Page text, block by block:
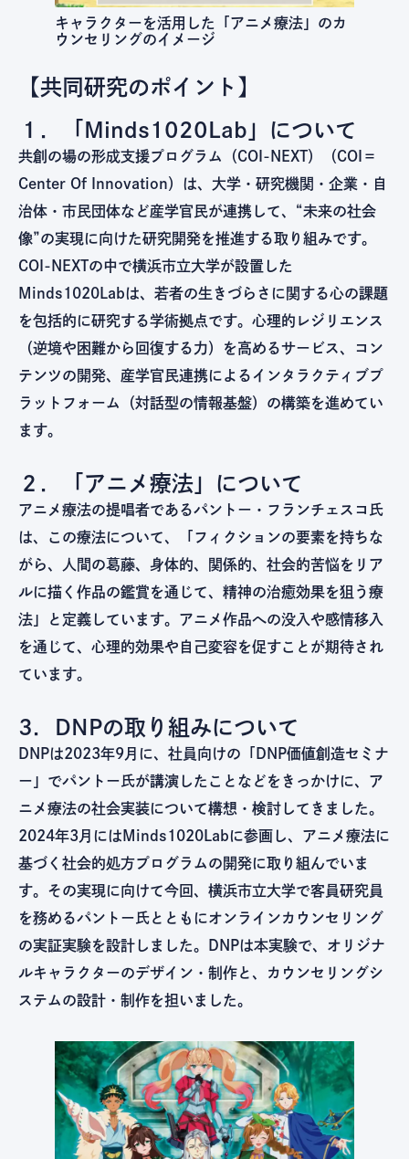
キャラクターを活用した「アニメ療法」のカ
ウンセリングのイメージ
【共同研究のポイント】
１．「Minds1020Lab」について
共創の場の形成支援プログラム（COI-NEXT）（COI＝
Center Of Innovation）は、大学・研究機関・企業・自
治体・市民団体など産学官民が連携して、“未来の社会
像”の実現に向けた研究開発を推進する取り組みです。
COI-NEXTの中で横浜市立大学が設置した
Minds1020Labは、若者の生きづらさに関する心の課題
を包括的に研究する学術拠点です。心理的レジリエンス
（逆境や困難から回復する力）を高めるサービス、コン
テンツの開発、産学官民連携によるインタラクティブプ
ラットフォーム（対話型の情報基盤）の構築を進めてい
ます。
２．「アニメ療法」について
アニメ療法の提唱者であるパントー・フランチェスコ氏
は、この療法について、「フィクションの要素を持ちな
がら、人間の葛藤、身体的、関係的、社会的苦悩をリア
ルに描く作品の鑑賞を通じて、精神の治癒効果を狙う療
法」と定義しています。アニメ作品への没入や感情移入
を通じて、心理的効果や自己変容を促すことが期待され
ています。
3．DNPの取り組みについて
DNPは2023年9月に、社員向けの「DNP価値創造セミナ
ー」でパントー氏が講演したことなどをきっかけに、ア
ニメ療法の社会実装について構想・検討してきました。
2024年3月にはMinds1020Labに参画し、アニメ療法に
基づく社会的処方プログラムの開発に取り組んでいま
す。その実現に向けて今回、横浜市立大学で客員研究員
を務めるパントー氏とともにオンラインカウンセリング
の実証実験を設計しました。DNPは本実験で、オリジナ
ルキャラクターのデザイン・制作と、カウンセリングシ
ステムの設計・制作を担いました。